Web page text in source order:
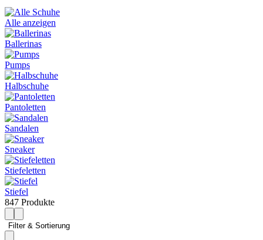
Alle anzeigen
Ballerinas
Pumps
Halbschuhe
Pantoletten
Sandalen
Sneaker
Stiefeletten
Stiefel
847 Produkte